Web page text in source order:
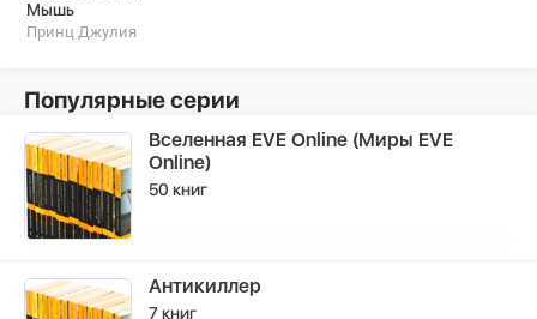
Мышь
Принц Джулия
Популярные серии
Вселенная EVE Online (Миры EVE
Online)
50 книг
Антикиллер
7 книг